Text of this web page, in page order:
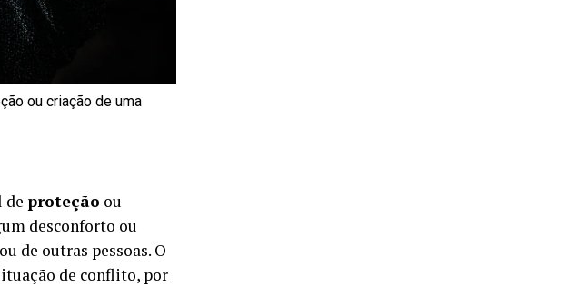
ou criação de uma
de proteção ou
desconforto ou
de outras pessoas. O
de conflito, por